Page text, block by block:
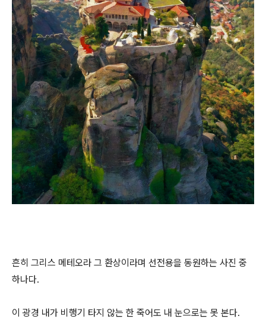
흔히 그리스 메테오라 그 환상이라며 선전용을 동원하는 사진 중
하나다.
이 광경 내가 비행기 타지 않는 한 죽어도 내 눈으로는 못 본다.